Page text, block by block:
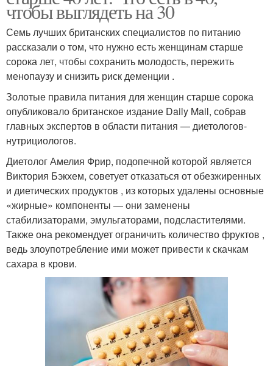
чтобы выглядеть на 30
Семь лучших британских специалистов по питанию
рассказали о том, что нужно есть женщинам старше
сорока лет, чтобы сохранить молодость, пережить
менопаузу и снизить риск деменции .
Золотые правила питания для женщин старше сорока
опубликовало британское издание Daily Mail, собрав
главных экспертов в области питания — диетологов-
нутрициологов.
Диетолог Амелия Фрир, подопечной которой является
Виктория Бэкхем, советует отказаться от обезжиренных
и диетических продуктов , из которых удалены основные
«жирные» компоненты — они заменены
стабилизаторами, эмульгаторами, подсластителями.
Также она рекомендует ограничить количество фруктов ,
ведь злоупотребление ими может привести к скачкам
сахара в крови.